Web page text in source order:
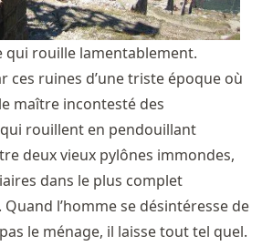
qui rouille lamentablement.
ces ruines d’une triste époque où
maître incontesté des
rouillent en pendouillant
deux vieux pylônes immondes,
dans le plus complet
l’homme se désintéresse de
le ménage, il laisse tout tel quel.